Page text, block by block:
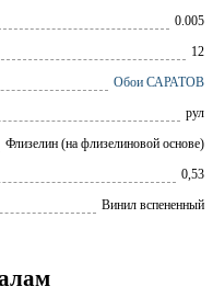
0.005
12
Обои САРАТОВ
рул
Флизелин (на флизелиновой основе)
0,53
Винил вспененный